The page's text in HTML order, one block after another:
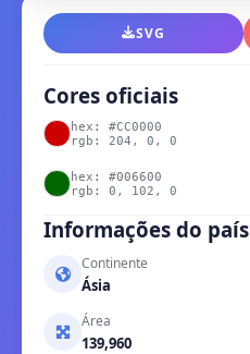
SVG
Cores oficiais
hex: #CC0000
rgb: 204, 0, 0
hex: #006600
rgb: 0, 102, 0
Informações do país
Continente
Ásia
Área
139,960